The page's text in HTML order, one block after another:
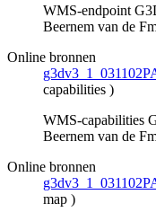
WMS-endpoint
Beernem van de
Online bronnen
capabilities )
WMS-capabilities
Beernem van de
Online bronnen
map )